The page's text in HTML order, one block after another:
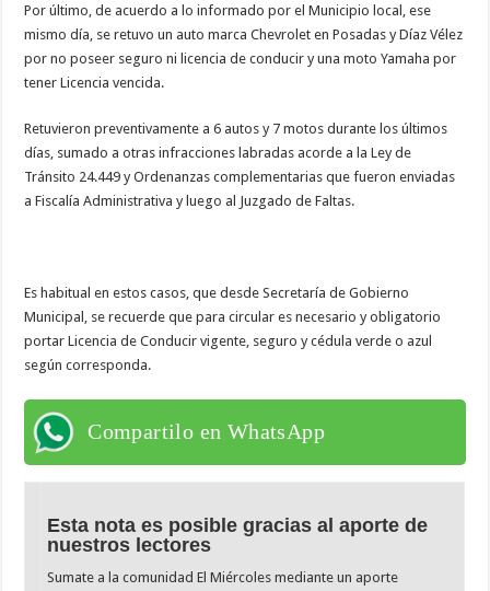
Por último, de acuerdo a lo informado por el Municipio local, ese
mismo día, se retuvo un auto marca Chevrolet en Posadas y Díaz Vélez
por no poseer seguro ni licencia de conducir y una moto Yamaha por
tener Licencia vencida.
Retuvieron preventivamente a 6 autos y 7 motos durante los últimos
días, sumado a otras infracciones labradas acorde a la Ley de
Tránsito 24.449 y Ordenanzas complementarias que fueron enviadas
a Fiscalía Administrativa y luego al Juzgado de Faltas.
Es habitual en estos casos, que desde Secretaría de Gobierno
Municipal, se recuerde que para circular es necesario y obligatorio
portar Licencia de Conducir vigente, seguro y cédula verde o azul
según corresponda.
Compartilo en WhatsApp
Esta nota es posible gracias al aporte de
nuestros lectores
Sumate a la comunidad El Miércoles mediante un aporte